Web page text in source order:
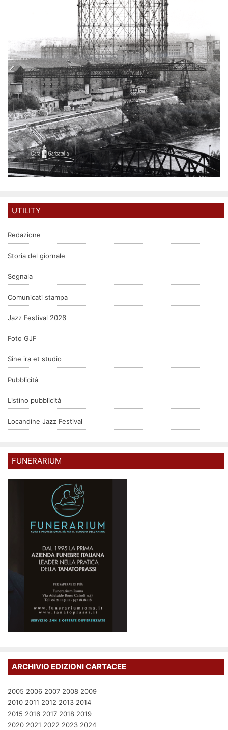
UTILITY
Redazione
Storia del giornale
Segnala
Comunicati stampa
Jazz Festival 2026
Foto GJF
Sine ira et studio
Pubblicità
Listino pubblicità
Locandine Jazz Festival
FUNERARIUM
ARCHIVIO EDIZIONI CARTACEE
2005 2006 2007 2008 2009
2010 2011 2012 2013 2014
2015 2016 2017 2018 2019
2020 2021 2022 2023 2024